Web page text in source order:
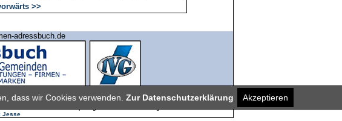
dass wir Cookies verwenden. Zur Datenschutzerklärung Akzeptieren
>>
adressbuch.de
GmbH & Co. KG
Jesse